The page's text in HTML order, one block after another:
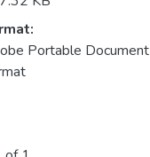
Portable Document